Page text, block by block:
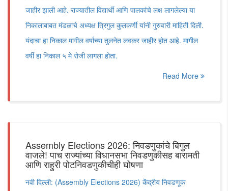
जाहीर झाली आहे. राज्यातील विद्यार्थी आणि पालकांचे लक्ष लागलेल्या या
निकालाबाबत मंडळाचे अध्यक्ष त्रिगुल कुलकर्णी यांनी गुरुवारी माहिती दिली.
यंदाचा हा निकाल मागील वर्षाच्या तुलनेत लवकर जाहीर होत आहे. मागील
वर्षी हा निकाल ५ मे रोजी लागला होता.
Read More
Assembly Elections 2026: निवडणुकांचे बिगुल
वाजले! पाच राज्यांच्या विधानसभा निवडणुकीसह बारामती
आणि राहुरी पोटनिवडणुकीचीही घोषणा
नवी दिल्ली: (Assembly Elections 2026) केंद्रीय निवडणूक